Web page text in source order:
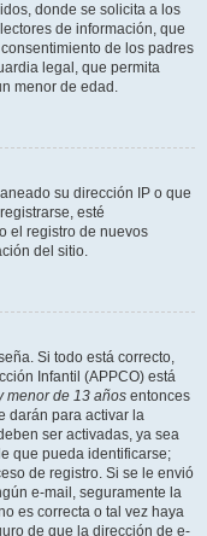
donde se solicita a los
de información, que
de los padres
legal, que permita
menor de edad.
su dirección IP o que
esté
el registro de nuevos
del sitio.
Si todo está correcto,
Infantil (APPCO) está
menor de 13 años entonces
darán para activar la
ser activadas, ya sea
que pueda identificarse;
de registro. Si se le envió
e-mail, seguramente la
es correcta o tal vez haya
de que la dirección de e-